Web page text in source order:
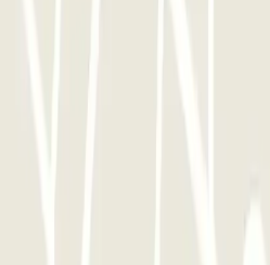
staff, with enough Parking Space
than what I saw on the website.